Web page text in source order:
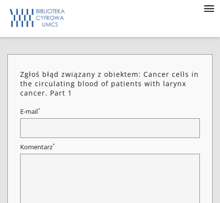
Zgłoś błąd związany z obiektem: Cancer cells in
the circulating blood of patients with larynx
cancer. Part 1
E-mail*
Komentarz*